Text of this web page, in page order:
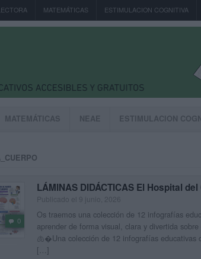
MATEMÁTICAS ESTIMULACION COGNITIVA
MATEMÁTICAS NEAE ESTIMULACION
0
LÁMINAS DIDÁCTICAS El Hospital
Os traemos una colección de 12 infografías
aprender de forma visual, clara y divertida
🫁�Una colección de 12 infografías educativas
[…]